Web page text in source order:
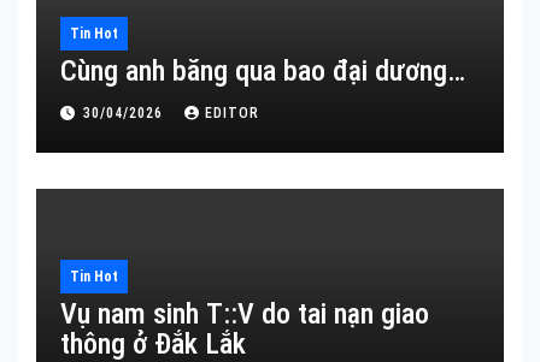
Tin Hot
Cùng anh băng qua bao đại dương…
30/04/2026 EDITOR
Tin Hot
Vụ nam sinh T::V do tai nạn giao
thông ở Đắk Lắk